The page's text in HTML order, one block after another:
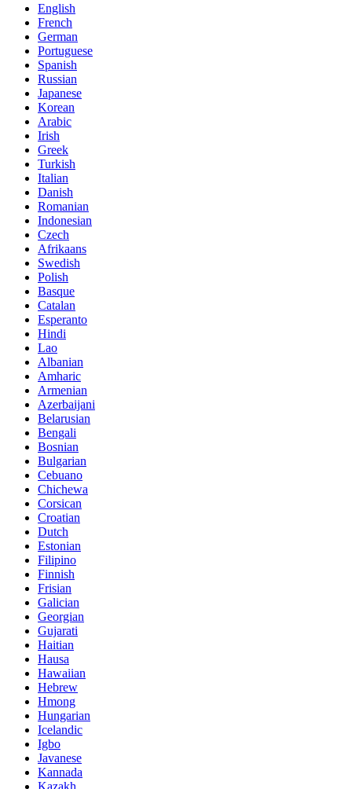
English
French
German
Portuguese
Spanish
Russian
Japanese
Korean
Arabic
Irish
Greek
Turkish
Italian
Danish
Romanian
Indonesian
Czech
Afrikaans
Swedish
Polish
Basque
Catalan
Esperanto
Hindi
Lao
Albanian
Amharic
Armenian
Azerbaijani
Belarusian
Bengali
Bosnian
Bulgarian
Cebuano
Chichewa
Corsican
Croatian
Dutch
Estonian
Filipino
Finnish
Frisian
Galician
Georgian
Gujarati
Haitian
Hausa
Hawaiian
Hebrew
Hmong
Hungarian
Icelandic
Igbo
Javanese
Kannada
Kazakh